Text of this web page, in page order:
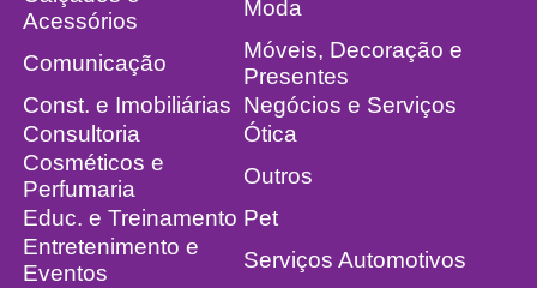
Acessórios
Moda
Comunicação
Móveis, Decoração e
Presentes
Const. e Imobiliárias Negócios e Serviços
Consultoria
Ótica
Cosméticos e
Perfumaria
Outros
Educ. e Treinamento Pet
Entretenimento e
Eventos
Serviços Automotivos